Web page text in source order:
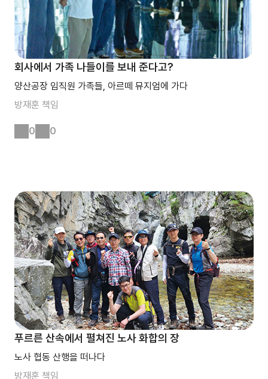
회사에서 가족 나들이를 보내 준다고?
양산공장 임직원 가족들, 아르떼 뮤지엄에 가다
방재훈 책임
0 0
푸르른 산속에서 펼쳐진 노사 화합의 장
노사 협동 산행을 떠나다
방재훈 책임